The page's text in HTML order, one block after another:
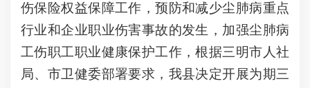
伤保险权益保障工作，预防和减少尘肺病重点
行业和企业职业伤害事故的发生，加强尘肺病
工伤职工职业健康保护工作，根据三明市人社
局、市卫健委部署要求，我县决定开展为期三